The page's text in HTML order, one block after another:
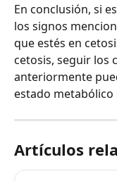
En conclusión, si
los signos
que estés en
cetosis, seguir los
anteriormente
estado metabólico
Artículos